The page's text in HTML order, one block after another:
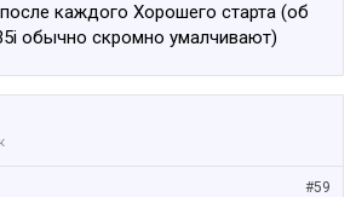
каждого Хорошего старта (об
обычно скромно умалчивают)
#59